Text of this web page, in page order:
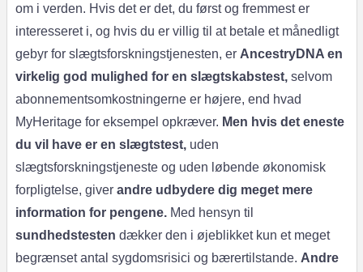
om i verden. Hvis det er det, du først og fremmest er
interesseret i, og hvis du er villig til at betale et månedligt
gebyr for slægtsforskningstjenesten, er AncestryDNA en
virkelig god mulighed for en slægtskabstest,selvom
abonnementsomkostningerne er højere, end hvad
MyHeritage for eksempel opkræver. Men hvis det eneste
du vil have er en slægtstest,uden
slægtsforskningstjeneste og uden løbende økonomisk
forpligtelse, giver andre udbydere dig meget mere
information for pengene.Med hensyn til
sundhedstesten dækker den i øjeblikket kun et meget
begrænset antal sygdomsrisici og bærertilstande. Andre